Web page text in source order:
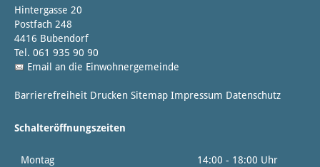
Hintergasse 20
Postfach 248
4416 Bubendorf
Tel. 061 935 90 90
Email an die Einwohnergemeinde
Barrierefreiheit Drucken Sitemap Impressum Datenschutz
Schalteröffnungszeiten
Montag
14:00 - 18:00 Uhr